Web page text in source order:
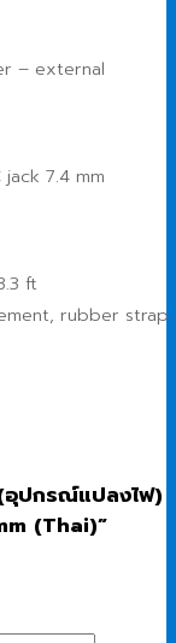
– external
7.4 mm
ft
rubber strap
อุปกรณ์แปลงไฟ)
(Thai)”